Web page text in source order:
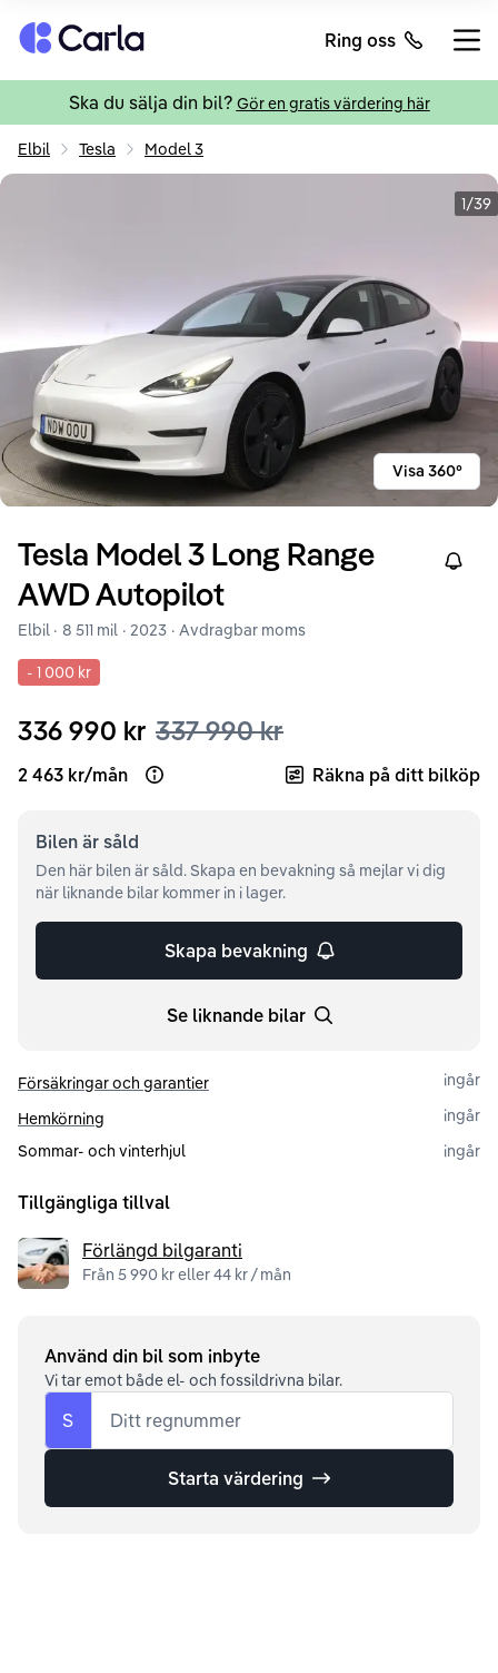
Tillbaka till startsidan Ring oss
Ska du sälja din bil? Gör en gratis värdering här
Elbil Tesla Model 3
1/39
Visa 360°
Tesla Model 3 Long Range
AWD Autopilot
Right
Elbil · 8 511 mil · 2023 · Avdragbar moms
- 1 000 kr
336 990 kr 337 990 kr
2 463 kr/mån Open loan example Räkna på ditt bilköp
Bilen är såld
Den här bilen är såld. Skapa en bevakning så mejlar vi dig
när liknande bilar kommer in i lager.
Skapa bevakning
Se liknande bilar
Försäkringar och garantier
ingår
Hemkörning
ingår
Sommar- och vinterhjul
ingår
Tillgängliga tillval
Förlängd bilgaranti
Från 5 990 kr eller 44 kr / mån
Använd din bil som inbyte
Vi tar emot både el- och fossildrivna bilar.
S Ditt regnummer
Starta värdering